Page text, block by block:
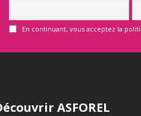
En continuant, vous acceptez la
ASFOREL